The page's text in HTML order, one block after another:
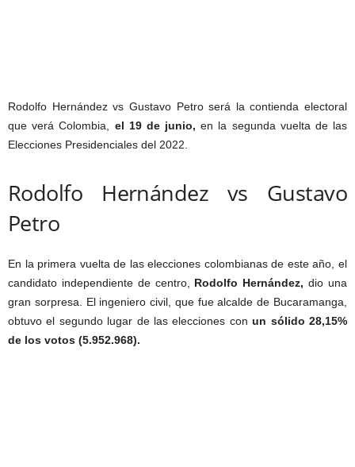
Rodolfo Hernández vs Gustavo Petro será la contienda electoral
que verá Colombia,
el 19 de junio, en la segunda vuelta de las
Elecciones Presidenciales del 2022.
Rodolfo Hernández vs Gustavo
Petro
En la primera vuelta de las elecciones colombianas de este año, el
candidato independiente de centro, Rodolfo Hernández, dio una
gran sorpresa. El ingeniero civil, que fue alcalde de Bucaramanga,
obtuvo el segundo lugar de las elecciones conun sólido 28,15%
de los votos (5.952.968).